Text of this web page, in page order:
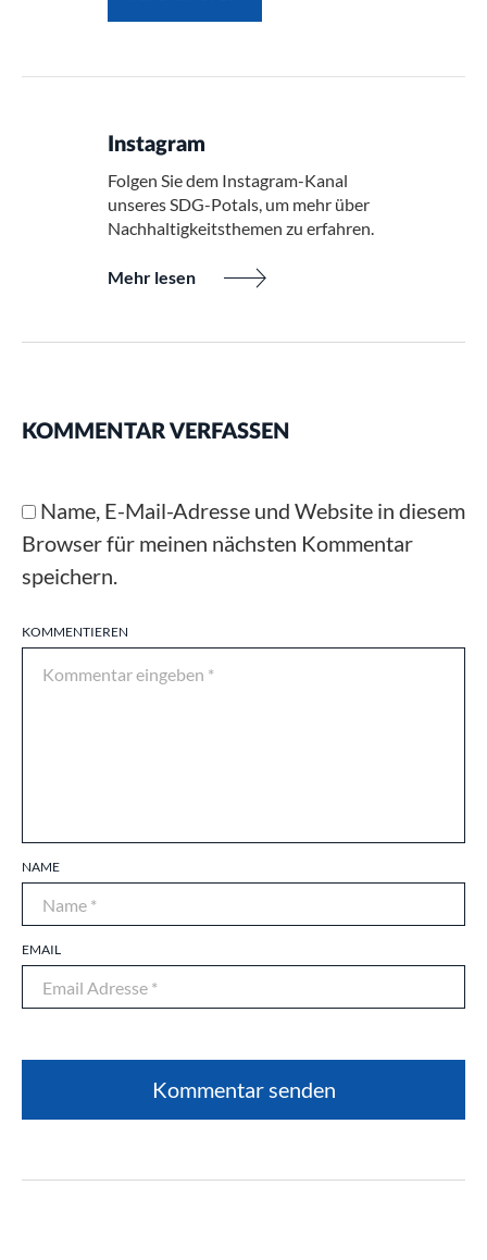
Instagram
Folgen Sie dem Instagram-Kanal
unseres SDG-Potals, um mehr über
Nachhaltigkeitsthemen zu erfahren.
Mehr lesen
KOMMENTAR VERFASSEN
KOMMENTIEREN
NAME
EMAIL
Name, E-Mail-Adresse und Website in diesem
Browser für meinen nächsten Kommentar
speichern.